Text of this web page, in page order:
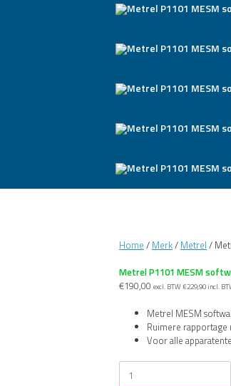
Home / Merk/ Metrel /
Metrel P1101 MESM
€190,00 excl. BTW €229,90 incl.
Metrel MESM
Ruimere
Voor alle
Metrel
P1101